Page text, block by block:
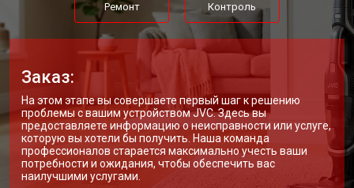
Ремонт Контроль
Заказ:
На этом этапе вы совершаете первый шаг к решению
проблемы с вашим устройством JVC. Здесь вы
предоставляете информацию о неисправности или услуге,
которую вы хотели бы получить. Наша команда
профессионалов старается максимально учесть ваши
потребности и ожидания, чтобы обеспечить вас
наилучшими услугами.